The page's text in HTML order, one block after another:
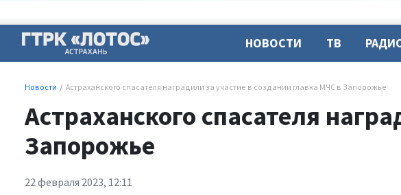
НОВОСТИ ТВ
Новости Астраханского спасателя наградили за участие в создании главка МЧС в Запорожье
Астраханского спасателя
Запорожье
22 февраля 2023, 12:11